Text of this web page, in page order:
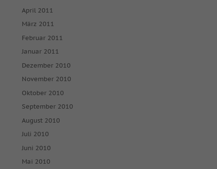
April 2011
März 2011
Februar 2011
Januar 2011
Dezember 2010
November 2010
Oktober 2010
September 2010
August 2010
Juli 2010
Juni 2010
Mai 2010